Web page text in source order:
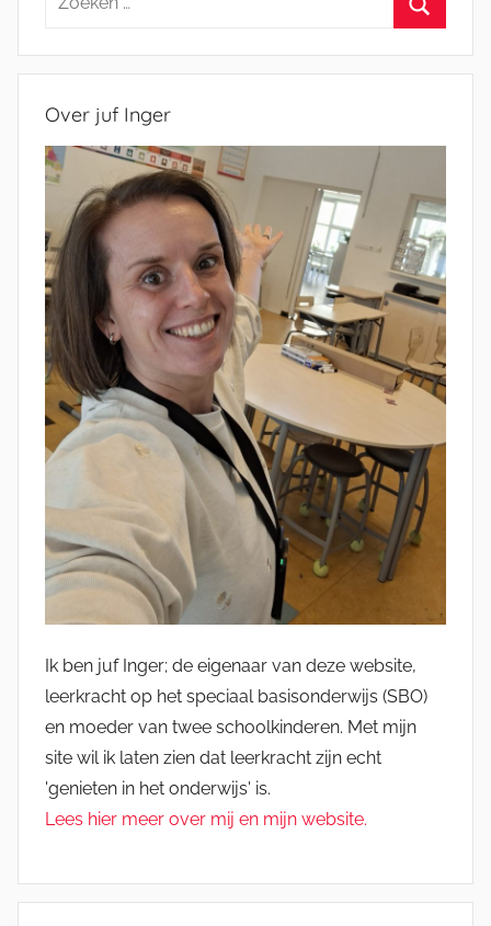
Over juf Inger
Ik ben juf Inger; de eigenaar van deze website,
leerkracht op het speciaal basisonderwijs (SBO)
en moeder van twee schoolkinderen. Met mijn
site wil ik laten zien dat leerkracht zijn echt
'genieten in het onderwijs' is.
Lees hier meer over mij en mijn website.